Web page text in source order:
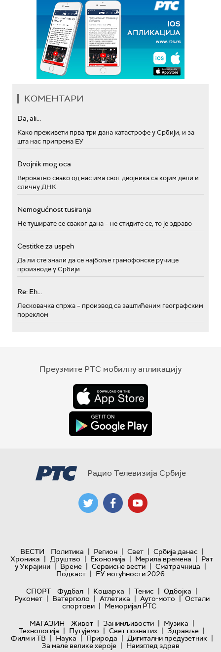
КОМЕНТАРИ
Da, ali...
Како преживети прва три дана катастрофе у Србији, и за
шта нас припрема ЕУ
Dvojnik mog oca
Вероватно свако од нас има свог двојника са којим дели и
сличну ДНК
Nemogućnost tusiranja
Не туширате се сваког дана – не стидите се, то је здраво
Cestitke za uspeh
Да ли сте знали да се најбоље грамофонске ручице
производе у Србији
Re: Eh...
Лесковачка спржа – производ са заштићеним географским
пореклом
Преузмите РТС мобилну апликацију
Радио Телевизија Србије
ВЕСТИ Политика | Регион | Свет | Србија данас |
Хроника | Друштво | Економија | Мерила времена | Рат
у Украјини | Време | Сервисне вести | Сматрачница |
Подкаст | ЕУ могућности 2026
СПОРТ
Фудбал | Кошарка | Тенис | Одбојка |
Рукомет | Ватерполо | Атлетика | Ауто-мото | Остали
спортови | Меморијал РТС
МАГАЗИН
Живот | Занимљивости | Музика |
Технологијa | Путујемо | Свет познатих | Здравље |
Филм и ТВ | Наука | Природа | Дигитални предузетник |
За мале велике хероје | Наизглед здрав